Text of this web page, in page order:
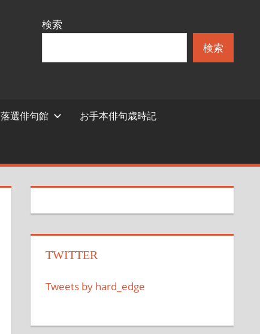
検索
検索
落選俳句館 お手本俳句歳時記
TWITTER
Tweets by hard_edge